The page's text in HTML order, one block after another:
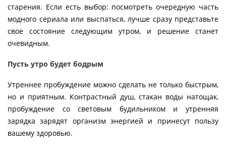
старения. Если есть выбор: посмотреть очередную часть
модного сериала или выспаться, лучше сразу представьте
свое состояние следующим утром, и решение станет
очевидным.
Пусть утро будет бодрым
Утреннее пробуждение можно сделать не только быстрым,
но и приятным. Контрастный душ, стакан воды натощак,
пробуждение со световым будильником и утренняя
зарядка зарядят организм энергией и принесут пользу
вашему здоровью.